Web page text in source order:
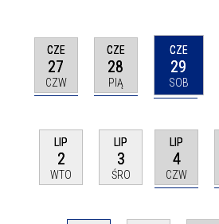
CZE
27
CZW
CZE
28
PIĄ
CZE
29
SOB
LIP
2
WTO
LIP
3
ŚRO
LIP
4
CZW